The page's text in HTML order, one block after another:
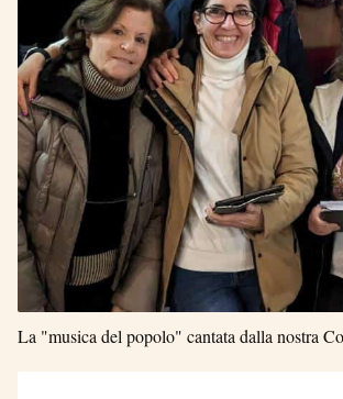
La "musica del popolo" cantata dalla nostra